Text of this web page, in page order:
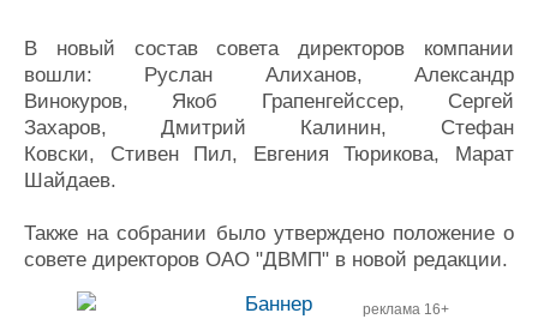
Крюинг
Журнал
Реклама
Услуги
Конференции
Личности
Словарь
Форум
Отзывы
В новый состав совета директоров компании
вошли: Руслан Алиханов, Александр
Винокуров, Якоб Грапенгейссер, Сергей
Захаров, Дмитрий Калинин, Стефан
Ковски, Стивен Пил, Евгения Тюрикова, Марат
Шайдаев.
Также на собрании было утверждено положение о
совете директоров ОАО "ДВМП" в новой редакции.
реклама 16+